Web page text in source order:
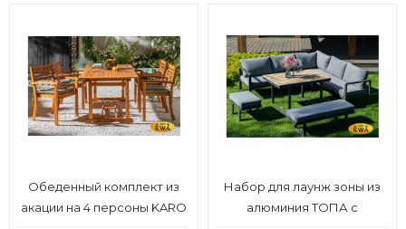
Обеденный комплект из
акации на 4 персоны KARO
Набор для лаунж зоны из
алюминия ТОПА с